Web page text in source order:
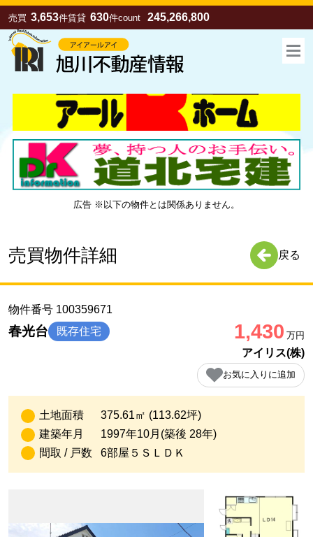
売買 3,653件賃貸 630件count 245,266,800
賃貸
広告 ※以下の物件とは関係ありません。
売買物件詳細 戻る
物件番号 100359671
春光台 既存住宅 1,430 万円
アイリス(株)
お気に入りに追加
土地面積
375.61㎡ (113.62坪)
建築年月
1997年10月(築後 28年)
間取 / 戸数
6部屋５ＳＬＤＫ